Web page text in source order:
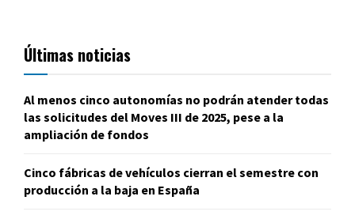
Últimas noticias
Al menos cinco autonomías no podrán atender todas
las solicitudes del Moves III de 2025, pese a la
ampliación de fondos
Cinco fábricas de vehículos cierran el semestre con
producción a la baja en España